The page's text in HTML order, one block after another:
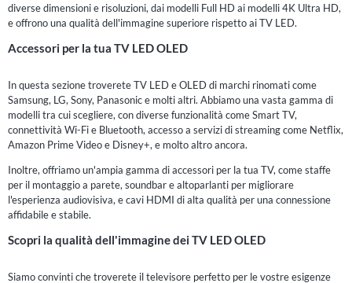
diverse dimensioni e risoluzioni, dai modelli Full HD ai modelli 4K Ultra HD,
e offrono una qualità dell'immagine superiore rispetto ai TV LED.
Accessori per la tua TV LED OLED
In questa sezione troverete TV LED e OLED di marchi rinomati come
Samsung, LG, Sony, Panasonic e molti altri. Abbiamo una vasta gamma di
modelli tra cui scegliere, con diverse funzionalità come Smart TV,
connettività Wi-Fi e Bluetooth, accesso a servizi di streaming come Netflix,
Amazon Prime Video e Disney+, e molto altro ancora.
Inoltre, offriamo un'ampia gamma di accessori per la tua TV, come staffe
per il montaggio a parete, soundbar e altoparlanti per migliorare
l'esperienza audiovisiva, e cavi HDMI di alta qualità per una connessione
affidabile e stabile.
Scopri la qualità dell'immagine dei TV LED OLED
Siamo convinti che troverete il televisore perfetto per le vostre esigenze